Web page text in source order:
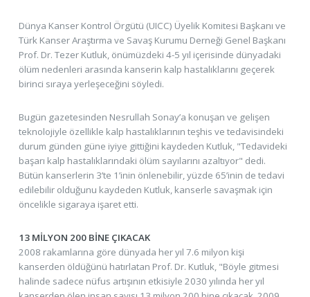
Dünya Kanser Kontrol Örgütü (UICC) Üyelik Komitesi Başkanı ve
Türk Kanser Araştırma ve Savaş Kurumu Derneği Genel Başkanı
Prof. Dr. Tezer Kutluk, önümüzdeki 4-5 yıl içerisinde dünyadaki
ölüm nedenleri arasında kanserin kalp hastalıklarını geçerek
birinci sıraya yerleşeceğini söyledi.
Bugün gazetesinden Nesrullah Sonay’a konuşan ve gelişen
teknolojiyle özellikle kalp hastalıklarının teşhis ve tedavisindeki
durum günden güne iyiye gittiğini kaydeden Kutluk, "Tedavideki
başarı kalp hastalıklarındaki ölüm sayılarını azaltıyor" dedi.
Bütün kanserlerin 3’te 1’inin önlenebilir, yüzde 65’inin de tedavi
edilebilir olduğunu kaydeden Kutluk, kanserle savaşmak için
öncelikle sigaraya işaret etti.
13 MİLYON 200 BİNE ÇIKACAK
2008 rakamlarına göre dünyada her yıl 7.6 milyon kişi
kanserden öldüğünü hatırlatan Prof. Dr. Kutluk, "Böyle gitmesi
halinde sadece nüfus artışının etkisiyle 2030 yılında her yıl